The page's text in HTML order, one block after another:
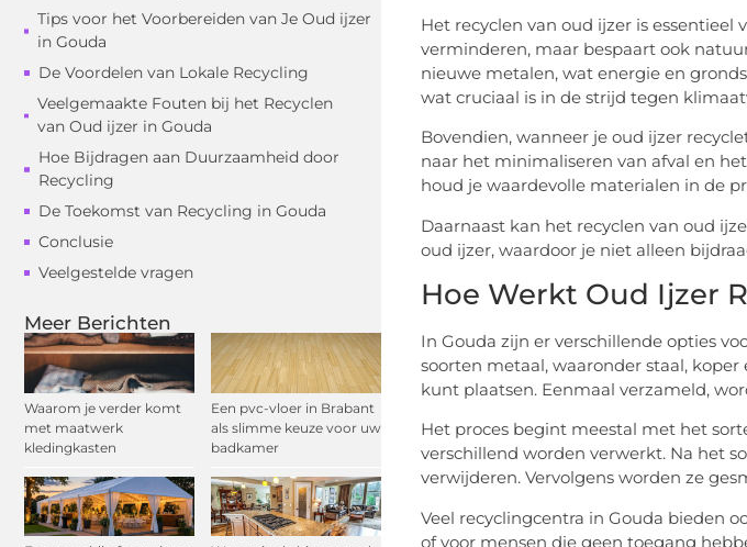
Tips voor het Voorbereiden van Je Oud ijzer
in Gouda
De Voordelen van Lokale Recycling
Veelgemaakte Fouten bij het Recyclen
van Oud ijzer in Gouda
Hoe Bijdragen aan Duurzaamheid door
Recycling
De Toekomst van Recycling in Gouda
Conclusie
Veelgestelde vragen
Meer Berichten
Waarom je verder komt
met maatwerk
kledingkasten
Een pvc-vloer in Brabant
als slimme keuze voor uw
badkamer
Het recyclen van oud ijzer is
verminderen, maar bespaart ook
nieuwe metalen, wat energie en
wat cruciaal is in de strijd tegen
Bovendien, wanneer je oud ijzer
naar het minimaliseren van afval en
houd je waardevolle materialen in de
Daarnaast kan het recyclen van oud
oud ijzer, waardoor je niet alleen
Hoe Werkt Oud Ijzer
In Gouda zijn er verschillende opties
soorten metaal, waaronder staal,
kunt plaatsen. Eenmaal verzameld,
Het proces begint meestal met het
verschillend worden verwerkt. Na het
verwijderen. Vervolgens worden ze
Veel recyclingcentra in Gouda bieden
of voor mensen die geen toegang